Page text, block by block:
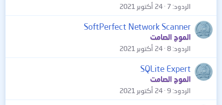
الردود 7 24 أكتوبر 2021
SoftPerfect Network Scanner
الموج الصامت
الردود 8 24 أكتوبر 2021
SQLite Expert
الموج الصامت
الردود 9 24 أكتوبر 2021